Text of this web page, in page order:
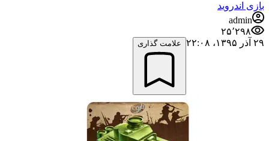
بازی اندروید
admin
۲۵٬۲۹۸
۲۹ آذر ۱۳۹۵،‏ ۲۲:۰۸
علامت گذاری